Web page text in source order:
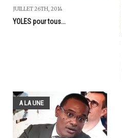
JUILLET 26TH, 2014
YOLES pour tous...
A LA UNE